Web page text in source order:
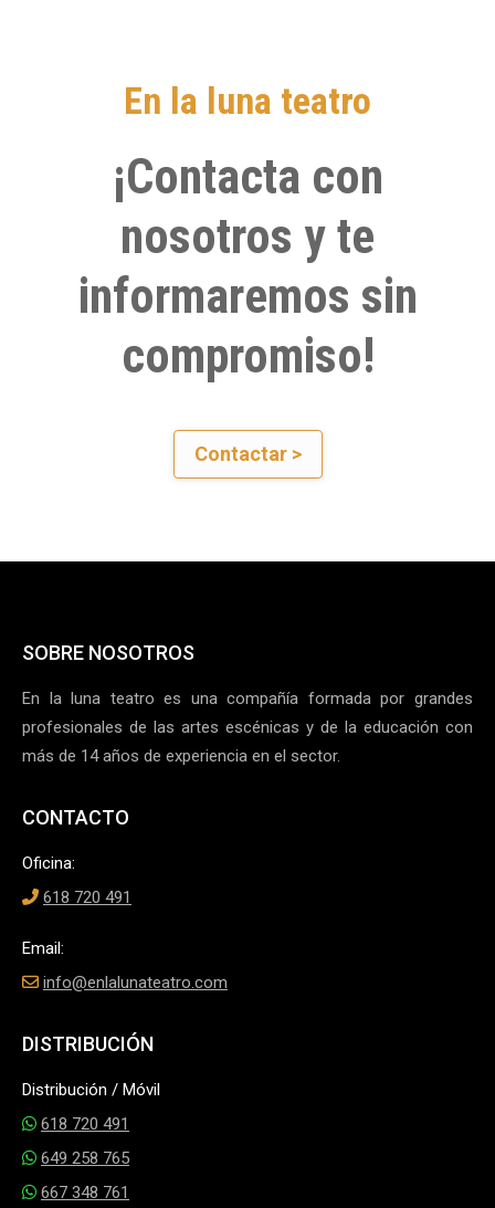
En la luna teatro
¡Contacta con
nosotros y te
informaremos sin
compromiso!
Contactar >
SOBRE NOSOTROS
En la luna teatro es una compañía formada por grandes
profesionales de las artes escénicas y de la educación con
más de 14 años de experiencia en el sector.
CONTACTO
Oficina:
618 720 491
Email:
info@enlalunateatro.com
DISTRIBUCIÓN
Distribución / Móvil
618 720 491
649 258 765
667 348 761